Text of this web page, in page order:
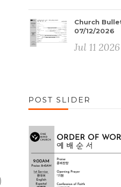
Church
07/12/2026
Jul 11 2026
POST SLIDER